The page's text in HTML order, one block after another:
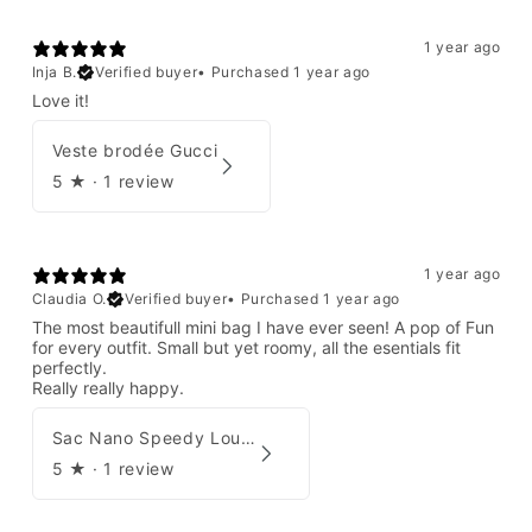
1 year ago
Inja B.
Verified buyer• Purchased 1 year ago
Love it!
Veste brodée Gucci
5 ★ · 1 review
1 year ago
Claudia O.
Verified buyer• Purchased 1 year ago
The most beautifull mini bag I have ever seen! A pop of Fun
for every outfit. Small but yet roomy, all the esentials fit
perfectly.
Really really happy.
Sac Nano Speedy Louis Vuitton X Yayoi Kusama
5 ★ · 1 review